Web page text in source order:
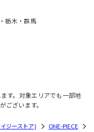
栃木・群馬
す。対象エリアでも一部地
ございます。
ジーストア) ONE-PIECE